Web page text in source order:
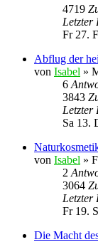
4719
Letzter
Fr 27.
Abflug der
von Isabel »
6
3843
Letzter
Sa 13.
von Isabel »
2
3064
Letzter
Fr 19.
Die Macht